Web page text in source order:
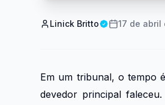
Linick Britto 17 de abril
Em um tribunal, o tempo
devedor principal